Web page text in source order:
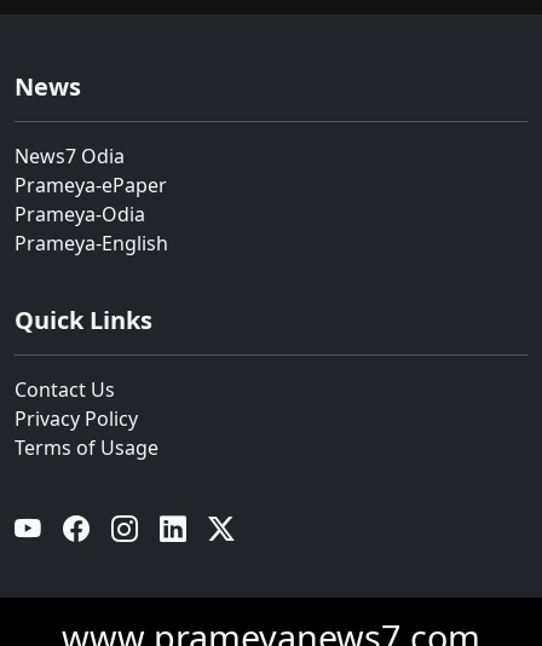
News
News7 Odia
Prameya-ePaper
Prameya-Odia
Prameya-English
Quick Links
Contact Us
Privacy Policy
Terms of Usage
YouTube Facebook Instagram Linkedin
www.prameyanews7.com